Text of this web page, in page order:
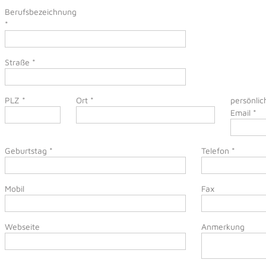
Berufsbezeichnung
*
Straße *
PLZ * Ort *
Email *
Geburtstag * Telefon *
Mobil Fax
Webseite Anmerkung